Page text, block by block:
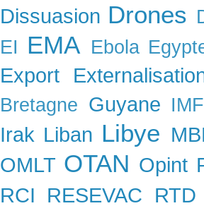
Dissuasion Drones
EI EMA Ebola
Export
Bretagne Guyane
Irak Liban Libye
OMLT OTAN Opint
RCI
RESEVAC
RTD